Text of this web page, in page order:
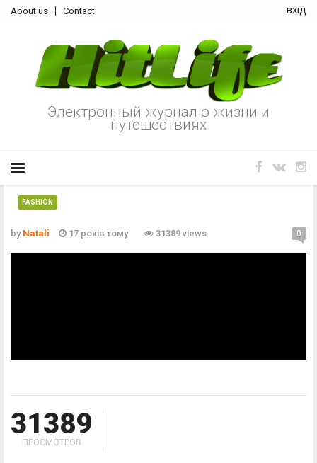
About us Contact вхід
Электронный журнал о жизни и
путешествиях
FASHION
by Natali 17 років тому 31389 views 0
31389
ПРОСМОТРОВ